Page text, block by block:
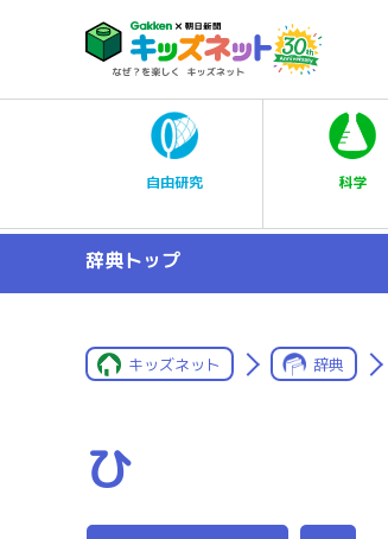
自由研究 科学
辞典トップ
キッズネット 辞典
ひ